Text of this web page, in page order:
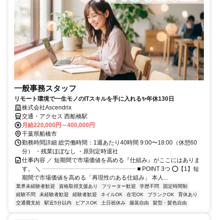
一般事務スタッフ
リモート環境で一生モノのITスキルを手に入れる✨年休130日
株式会社Ascendrix
交通・アクセス 西船橋駅
月給220,000円～400,000円
千葉県船橋市
勤務時間詳細 総労働時間：1週あたり40時間 9:00〜18:00（休憩60
分） ・残業ほぼなし ・原則定時退社
仕事内容 ／ 短期間で市場価値を高める『仕組み』がここにはありま
す。 ＼ ┈┈┈┈┈┈┈┈┈┈┈┈┈┈┈┈ ■ POINT 3つ ⭕️【1】短
期間で市場価値を高める「再現性のある仕組み」 本人...
業界未経験者歓迎 資格取得支援あり フリーター歓迎 学歴不問
固定時間制
経験不問
未経験者歓迎 経験者歓迎 ネイルOK 在宅OK ブランクOK
育休あり
交通費支給
駅近5分以内 ピアスOK 土日祝休み 服装自由 髪型・髪色自由